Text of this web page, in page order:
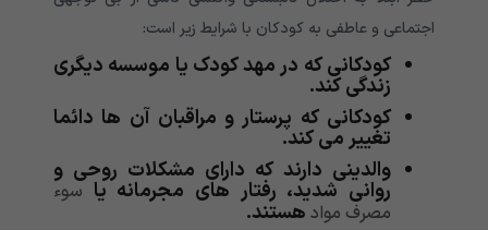
اجتماعی و عاطفی به کودکان با شرایط زیر است:
کودکانی که در مهد کودک یا موسسه دیگری
زندگی کند.
کودکانی که پرستار و مراقبان آن ها دائما
تغییر می کند.
والدینی دارند که دارای مشکلات روحی و
روانی شدید، رفتار های مجرمانه یا سوء
مصرف مواد هستند.